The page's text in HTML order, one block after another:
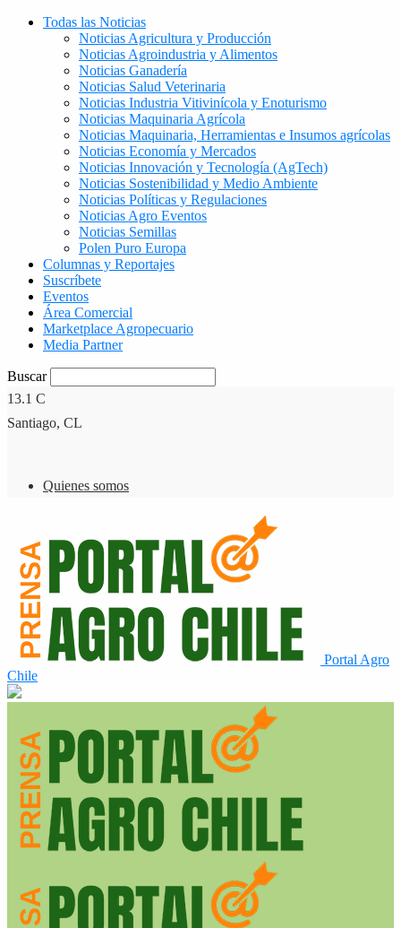
Todas las Noticias
Noticias Agricultura y Producción
Noticias Agroindustria y Alimentos
Noticias Ganadería
Noticias Salud Veterinaria
Noticias Industria Vitivinícola y Enoturismo
Noticias Maquinaria Agrícola
Noticias Maquinaria, Herramientas e Insumos agrícolas
Noticias Economía y Mercados
Noticias Innovación y Tecnología (AgTech)
Noticias Sostenibilidad y Medio Ambiente
Noticias Políticas y Regulaciones
Noticias Agro Eventos
Noticias Semillas
Polen Puro Europa
Columnas y Reportajes
Suscríbete
Eventos
Área Comercial
Marketplace Agropecuario
Media Partner
Buscar
13.1 C
Santiago, CL
Quienes somos
Portal Agro
Chile